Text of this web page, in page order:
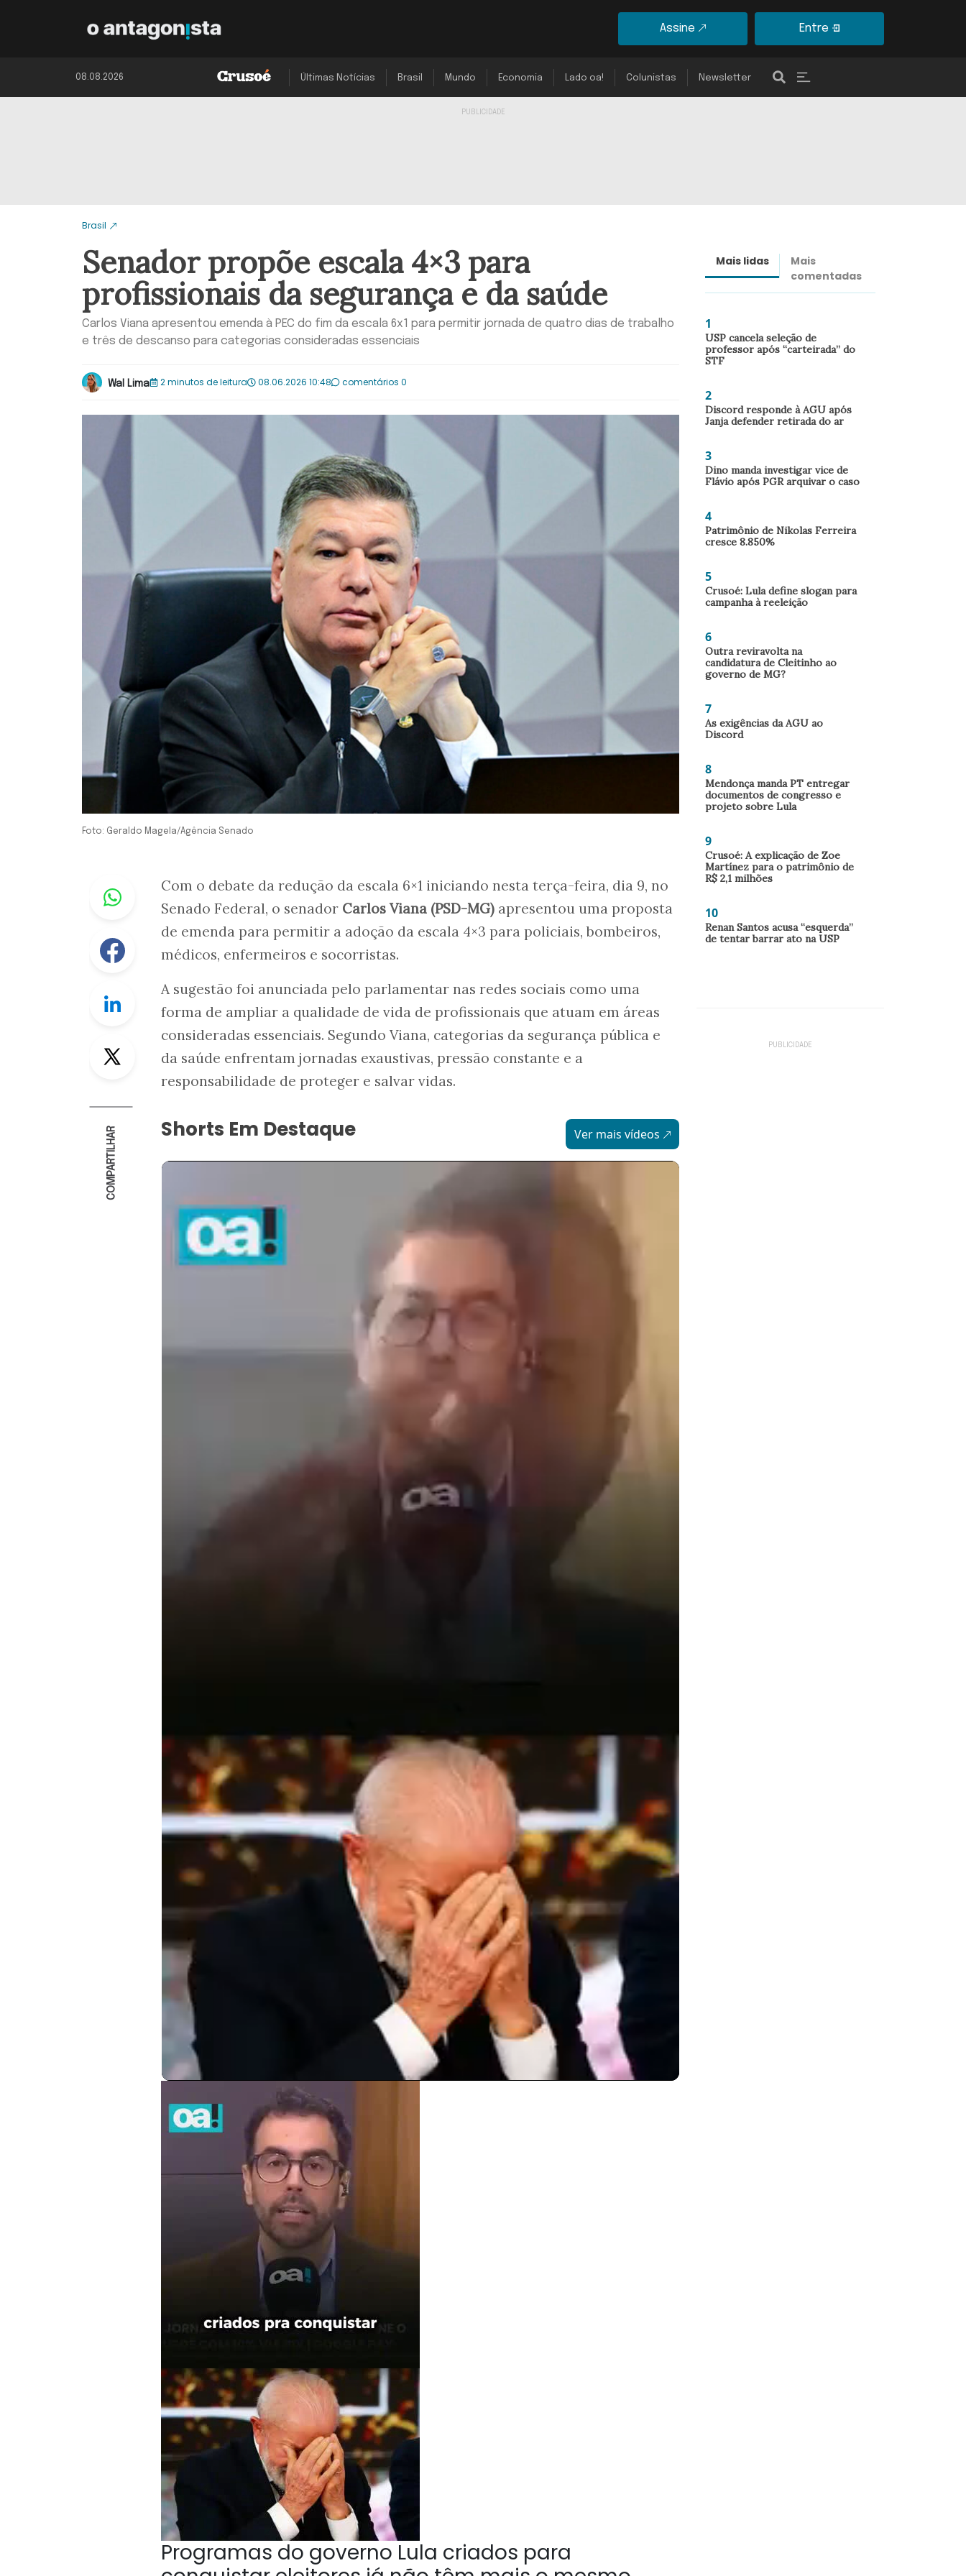
Assine Entre
08.08.2026 Últimas Notícias Brasil Mundo Economia Lado oa! Colunistas Newsletter
Brasil
Senador propõe escala 4×3 para
profissionais da segurança e da saúde
Carlos Viana apresentou emenda à PEC do fim da escala 6x1 para permitir jornada de quatro dias de trabalho
e três de descanso para categorias consideradas essenciais
Wal Lima 2 minutos de leitura 08.06.2026 10:48 comentários 0
Foto: Geraldo Magela/Agência Senado
Whastapp
Facebook
Linkedin
Twitter
COMPARTILHAR
Com o debate da redução da escala 6×1 iniciando nesta terça-feira, dia 9, no
Senado Federal, o senador Carlos Viana (PSD-MG) apresentou uma proposta
de emenda para permitir a adoção da escala 4×3 para policiais, bombeiros,
médicos, enfermeiros e socorristas.
A sugestão foi anunciada pelo parlamentar nas redes sociais como uma
forma de ampliar a qualidade de vida de profissionais que atuam em áreas
consideradas essenciais. Segundo Viana, categorias da segurança pública e
da saúde enfrentam jornadas exaustivas, pressão constante e a
responsabilidade de proteger e salvar vidas.
Shorts Em Destaque Ver mais vídeos
Programas do governo Lula criados para
Mais lidas
Mais
comentadas
1
USP cancela seleção de
professor após “carteirada” do
STF
2
Discord responde à AGU após
Janja defender retirada do ar
3
Dino manda investigar vice de
Flávio após PGR arquivar o caso
4
Patrimônio de Nikolas Ferreira
cresce 8.850%
5
Crusoé: Lula define slogan para
campanha à reeleição
6
Outra reviravolta na
candidatura de Cleitinho ao
governo de MG?
7
As exigências da AGU ao
Discord
8
Mendonça manda PT entregar
documentos de congresso e
projeto sobre Lula
9
Crusoé: A explicação de Zoe
Martínez para o patrimônio de
R$ 2,1 milhões
10
Renan Santos acusa “esquerda”
de tentar barrar ato na USP